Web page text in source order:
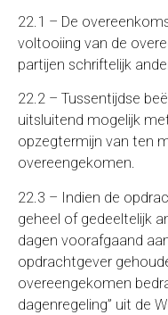
22.1 – De
voltooiing van de
partijen schriftelijk
22.2 – Tussentijdse
uitsluitend mogelijk
opzegtermijn van ten
overeengekomen.
22.3 – Indien de
geheel of gedeeltelijk
dagen voorafgaand
opdrachtgever
overeengekomen
dagenregeling” uit de